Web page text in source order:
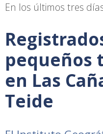
En los últimos tres
pequeños
en Las
Teide